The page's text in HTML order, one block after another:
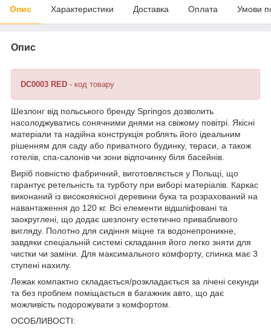
Опис Характеристики Доставка Оплата Умови
Опис
DC0003 RED - код товару
Шезлонг від польського бренду Springos дозволить
насолоджуватись сонячними днями на свіжому повітрі. Якісні
матеріали та надійна конструкція роблять його ідеальним
рішенням для саду або приватного будинку, тераси, а також
готелів, спа-салонів чи зони відпочинку біля басейнів.
Виріб повністю фабричний, виготовляється у Польщі , що
гарантує ретельність та турботу при виборі матеріалів. Каркас
виконаний із високоякісної деревини бука та розрахований на
навантаження до 120 кг. Всі елементи відшліфовані та
заокруглені, що додає шезлонгу естетично привабливого
вигляду. Полотно для сидіння міцне та водонепроникне,
завдяки спеціальній системі складання його легко зняти для
чистки чи заміни. Для максимального комфорту, спинка має 3
ступені нахилу.
Лежак компактно складається/розкладається за лічені секунди
та без проблем поміщається в багажник авто, що дає
можливість подорожувати з комфортом.
ОСОБЛИВОСТІ: